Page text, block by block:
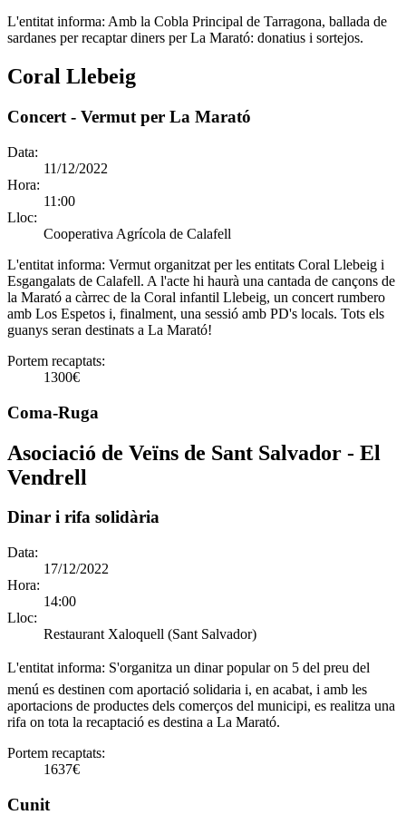
L'entitat informa: Amb la Cobla Principal de Tarragona, ballada de
sardanes per recaptar diners per La Marató: donatius i sortejos.
Coral Llebeig
Concert - Vermut per La Marató
Data:
11/12/2022
Hora:
11:00
Lloc:
Cooperativa Agrícola de Calafell
L'entitat informa: Vermut organitzat per les entitats Coral Llebeig i
Esgangalats de Calafell. A l'acte hi haurà una cantada de cançons de
la Marató a càrrec de la Coral infantil Llebeig, un concert rumbero
amb Los Espetos i, finalment, una sessió amb PD's locals. Tots els
guanys seran destinats a La Marató!
Portem recaptats:
1300€
Coma-Ruga
Asociació de Veïns de Sant Salvador - El
Vendrell
Dinar i rifa solidària
Data:
17/12/2022
Hora:
14:00
Lloc:
Restaurant Xaloquell (Sant Salvador)
L'entitat informa: S'organitza un dinar popular on 5 del preu del
menú es destinen com aportació solidaria i, en acabat, i amb les
aportacions de productes dels comerços del municipi, es realitza una
rifa on tota la recaptació es destina a La Marató.
Portem recaptats:
1637€
Cunit